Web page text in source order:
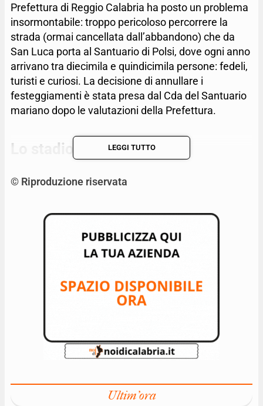
Prefettura di Reggio Calabria ha posto un problema
insormontabile: troppo pericoloso percorrere la
strada (ormai cancellata dall’abbandono) che da
San Luca porta al Santuario di Polsi, dove ogni anno
arrivano tra diecimila e quindicimila persone: fedeli,
turisti e curiosi. La decisione di annullare i
festeggiamenti è stata presa dal Cda del Santuario
mariano dopo le valutazioni della Prefettura.
LEGGI TUTTO
Lo stadio di Locri
© Riproduzione riservata
Ultim'ora